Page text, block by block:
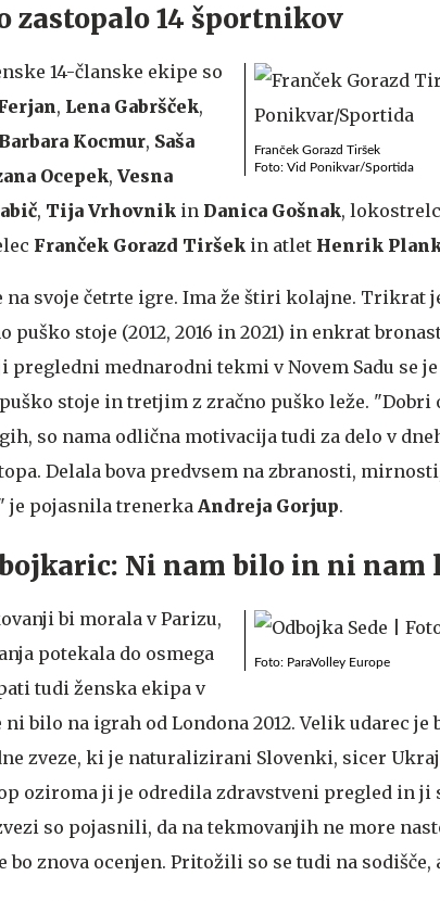
zastopalo 14 športnikov
Franček Gorazd Tiršek
Foto: Vid Ponikvar/Sportida
14-članske ekipe so
, Lena Gabršček,
Barbara Kocmur, Saša
Ocepek, Vesna
, Tija Vrhovnik in Danica Gošnak,
Franček Gorazd Tiršek in atlet Henrik
na svoje četrte igre. Ima že štiri kolajne. Trikrat
puško stoje (2012, 2016 in 2021) in enkrat
pregledni mednarodni tekmi v Novem Sadu se
stoje in tretjim z zračno puško leže. "Dobri
so nama odlična motivacija tudi za delo v
Delala bova predvsem na zbranosti,
je pojasnila trenerka Andreja Gorjup.
Ni nam bilo in ni nam
Foto: ParaVolley Europe
bi morala v Parizu,
potekala do osmega
tudi ženska ekipa v
bilo na igrah od Londona 2012. Velik udarec je
zveze, ki je naturalizirani Slovenki, sicer
oziroma ji je odredila zdravstveni pregled in ji
so pojasnili, da na tekmovanjih ne more
bo znova ocenjen. Pritožili so se tudi na sodišče,